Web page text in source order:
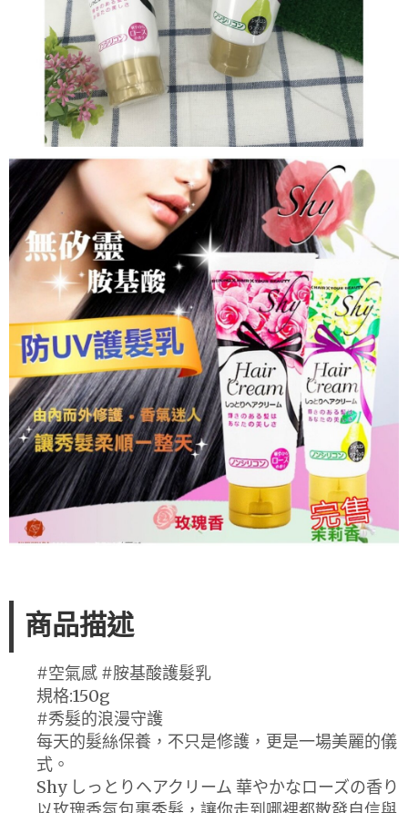
商品描述
#空氣感 #胺基酸護髮乳
規格:150g
#秀髮的浪漫守護
每天的髮絲保養，不只是修護，更是一場美麗的儀
式。
Shy しっとりヘアクリーム 華やかなローズの香り